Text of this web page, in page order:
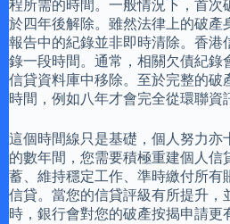
程所需的時間。一般情況下，首次
於四年後解除。雖然法律上的破產
報告中的紀錄並非即時清除。香港
錄一段時間。通常，相關欠債紀錄
信貸資料庫中移除。至於完整的破
時間，例如八年才會完全從環聯資
這個時間線只是基礎，個人努力亦
的數年間，您需要積極重建個人信
蓄、維持穩定工作、準時繳付所有
信貸。當您的信貸評級有所提升，
時，銀行會對您的破產按揭申請更